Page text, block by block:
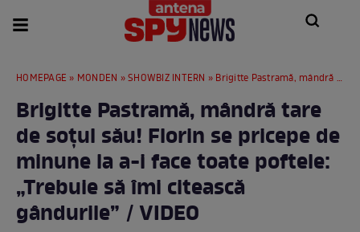
HOMEPAGE » MONDEN »SHOWBIZ INTERN » Brigitte Pastramă, mândră tare de soțul său! Florin se pricepe de minune la a-i face toate poftele: „Trebuie să îmi citească gândurile” / VIDEO
Brigitte Pastramă, mândră tare
de soțul său! Florin se pricepe de
minune la a-i face toate poftele:
„Trebuie să îmi citească
gândurile” / VIDEO